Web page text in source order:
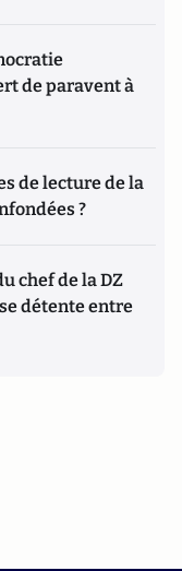
de paravent à
de lecture de la
?
chef de la DZ
détente entre